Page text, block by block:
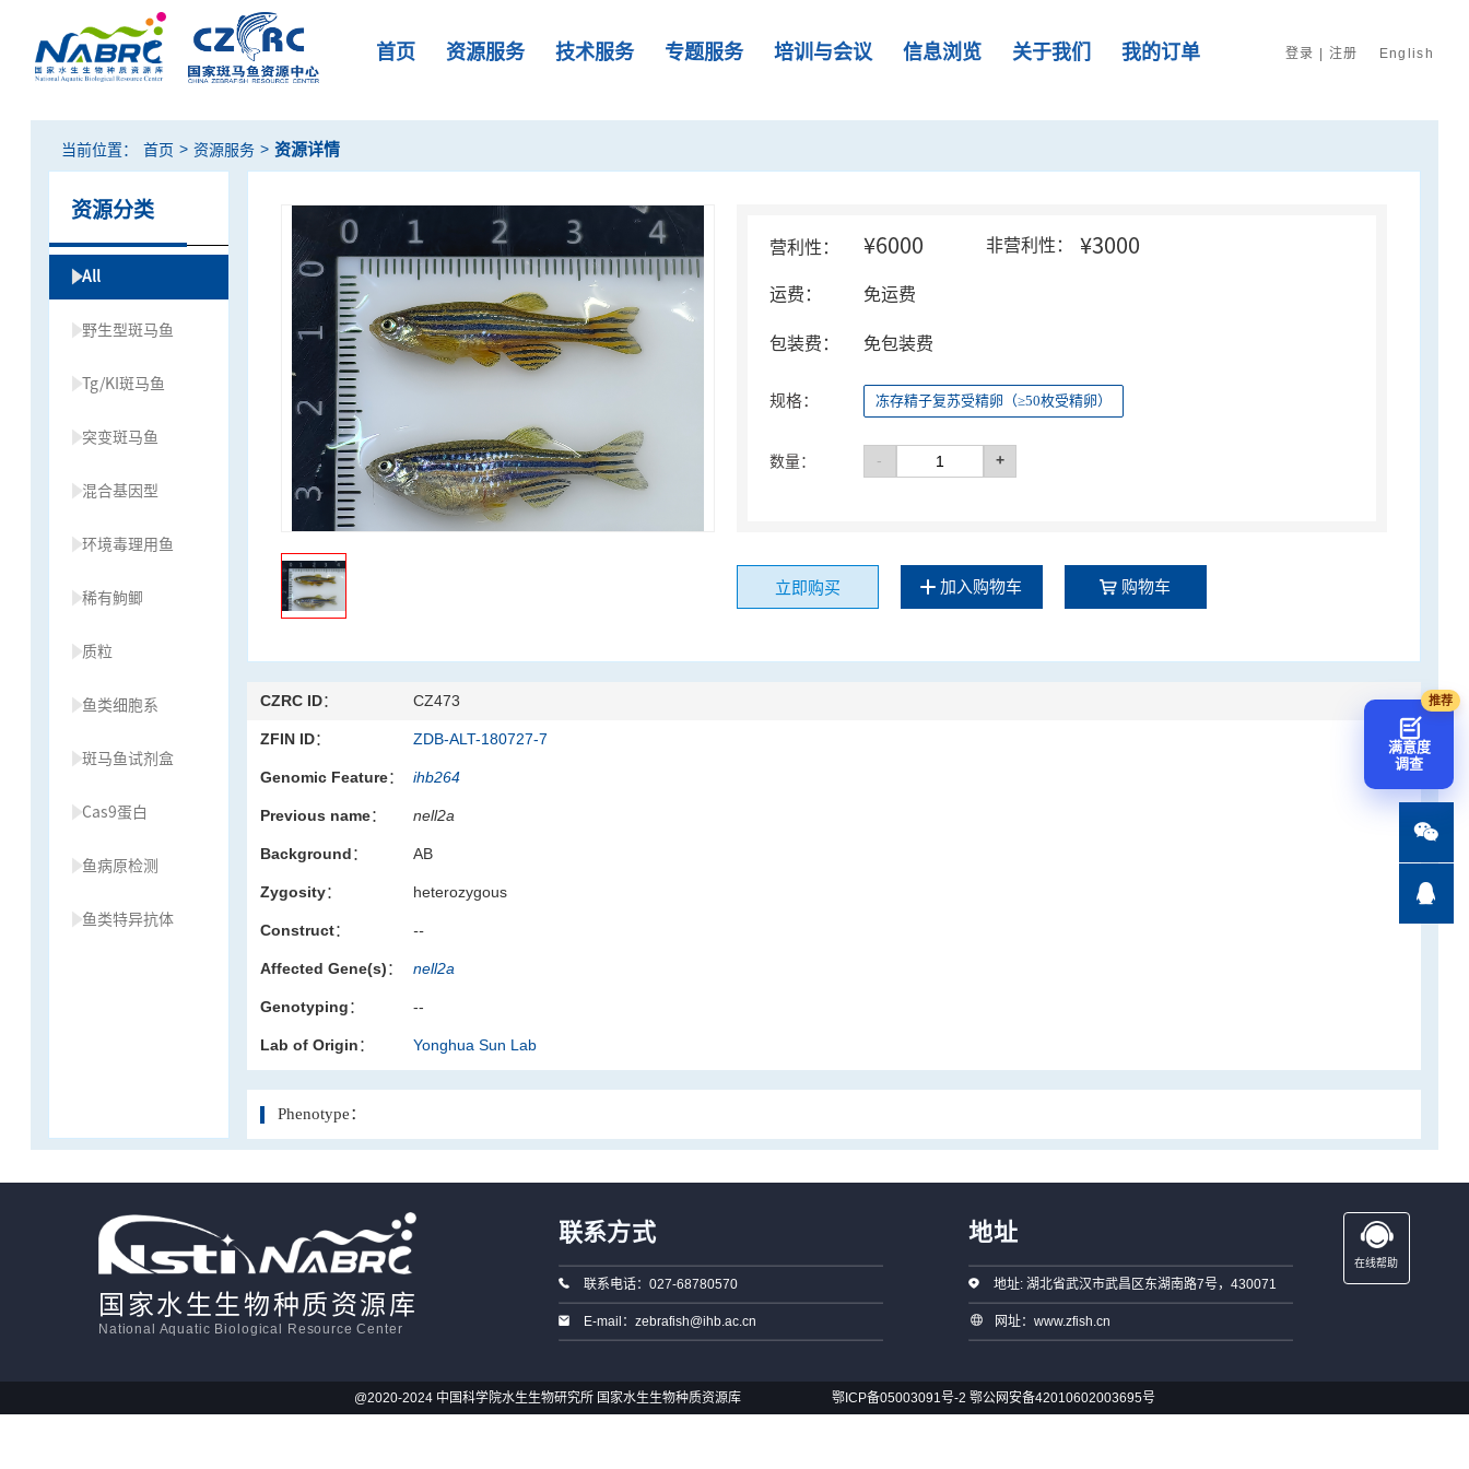
首页 资源服务 技术服务 专题服务 培训与会议 信息浏览 关于我们 我的订单 登录 | 注册 English
当前位置： 首页 > 资源服务 > 资源详情
资源分类
All
野生型斑马鱼
Tg/KI斑马鱼
突变斑马鱼
混合基因型
环境毒理用鱼
稀有鮈鲫
质粒
鱼类细胞系
斑马鱼试剂盒
Cas9蛋白
鱼病原检测
鱼类特异抗体
营利性： ¥6000 非营利性： ¥3000
运费： 免运费
包装费： 免包装费
规格： 冻存精子复苏受精卵（≥50枚受精卵）
数量： - +
立即购买 加入购物车 购物车
CZRC ID： CZ473
ZFIN ID： ZDB-ALT-180727-7
Genomic Feature： ihb264
Previous name： nell2a
Background： AB
Zygosity： heterozygous
Construct： --
Affected Gene(s)： nell2a
Genotyping： --
Lab of Origin： Yonghua Sun Lab
Phenotype：
国家水生生物种质资源库
National Aquatic Biological Resource Center
联系方式
联系电话：027-68780570
E-mail：zebrafish@ihb.ac.cn
地址
地址: 湖北省武汉市武昌区东湖南路7号，430071
网址：www.zfish.cn
在线帮助
@2020-2024 中国科学院水生生物研究所 国家水生生物种质资源库 鄂ICP备05003091号-2 鄂公网安备42010602003695号
满意度
调查

